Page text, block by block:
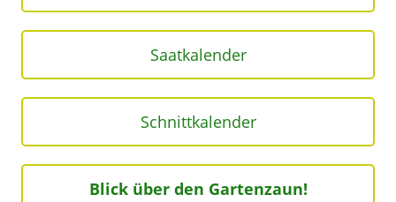
Saatkalender
Schnittkalender
Blick über den Gartenzaun!